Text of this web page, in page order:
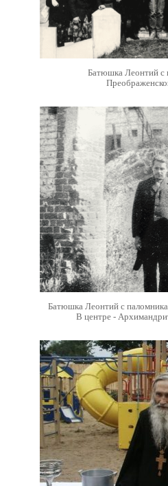
Батюшка Леонтий с
Батюшка Леонтий с
В центре -